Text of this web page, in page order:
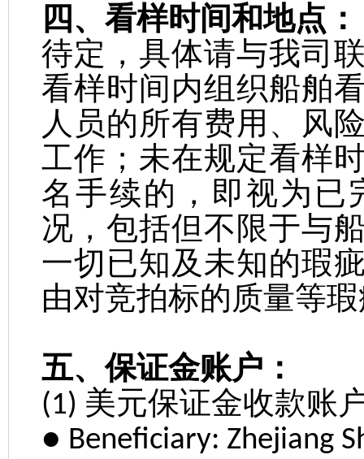
四、看样时间和地点：
待定，具体请与我司
看样时间内组织船舶
人员的所有费用、风
工作；未在规定看样
名手续的，即视为已
况，包括但不限于与
一切已知及未知的瑕
由对竞拍标的质量等
五、保证金账户：
(1) 美元保证金收款账
● Beneficiary: Zhejiang